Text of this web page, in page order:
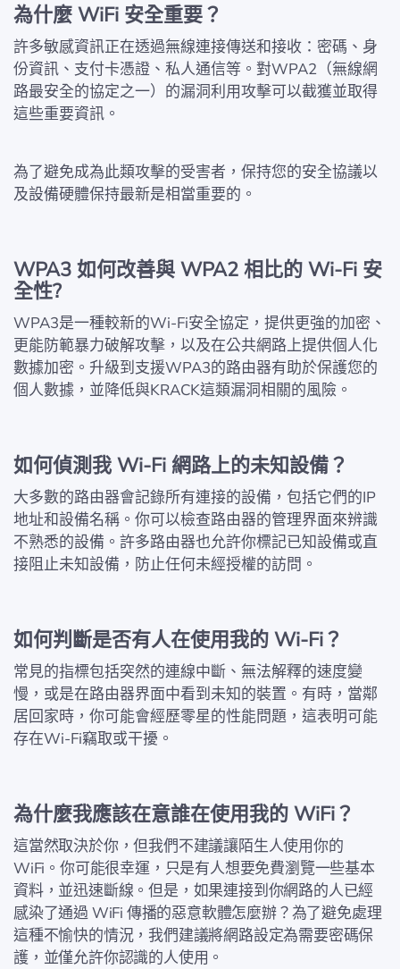
為什麼 WiFi 安全重要？
許多敏感資訊正在透過無線連接傳送和接收：密碼、身
份資訊、支付卡憑證、私人通信等。對WPA2（無線網
路最安全的協定之一）的漏洞利用攻擊可以截獲並取得
這些重要資訊。
為了避免成為此類攻擊的受害者，保持您的安全協議以
及設備硬體保持最新是相當重要的。
WPA3 如何改善與 WPA2 相比的 Wi-Fi 安
全性?
WPA3是一種較新的Wi-Fi安全協定，提供更強的加密、
更能防範暴力破解攻擊，以及在公共網路上提供個人化
數據加密。升級到支援WPA3的路由器有助於保護您的
個人數據，並降低與KRACK這類漏洞相關的風險。
如何偵測我 Wi-Fi 網路上的未知設備？
大多數的路由器會記錄所有連接的設備，包括它們的IP
地址和設備名稱。你可以檢查路由器的管理界面來辨識
不熟悉的設備。許多路由器也允許你標記已知設備或直
接阻止未知設備，防止任何未經授權的訪問。
如何判斷是否有人在使用我的 Wi-Fi？
常見的指標包括突然的連線中斷、無法解釋的速度變
慢，或是在路由器界面中看到未知的裝置。有時，當鄰
居回家時，你可能會經歷零星的性能問題，這表明可能
存在Wi-Fi竊取或干擾。
為什麼我應該在意誰在使用我的 WiFi？
這當然取決於你，但我們不建議讓陌生人使用你的
WiFi。你可能很幸運，只是有人想要免費瀏覽一些基本
資料，並迅速斷線。但是，如果連接到你網路的人已經
感染了通過 WiFi 傳播的惡意軟體怎麼辦？為了避免處理
這種不愉快的情況，我們建議將網路設定為需要密碼保
護，並僅允許你認識的人使用。